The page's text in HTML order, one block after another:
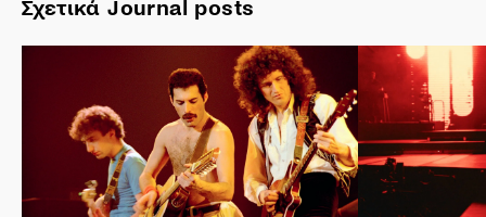
Σχετικά Journal posts